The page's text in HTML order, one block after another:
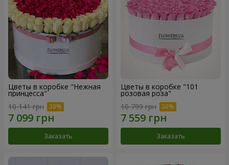
Цветы в коробке "Нежная
принцесса"
10 141 грн
Заказать
Цветы в коробке "101
розовая роза"
10 799 грн
Заказать